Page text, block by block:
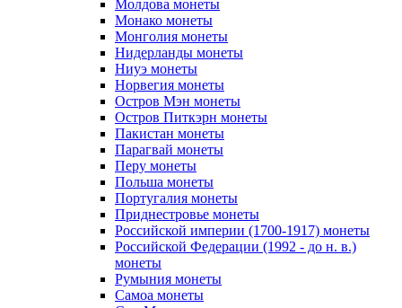
Молдова монеты
Монако монеты
Монголия монеты
Нидерланды монеты
Ниуэ монеты
Норвегия монеты
Остров Мэн монеты
Остров Питкэрн монеты
Пакистан монеты
Парагвай монеты
Перу монеты
Польша монеты
Португалия монеты
Приднестровье монеты
Российской империи (1700-1917) монеты
Российской Федерации (1992 - до н. в.)
монеты
Румыния монеты
Самоа монеты